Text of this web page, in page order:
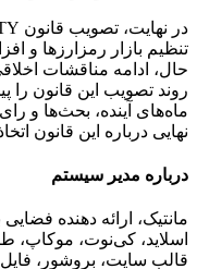
تنظیم بازار رمزارزها و
حال، ادامه مناقشات
روند تصویب این قانون را
ماه‌های آینده، بحث‌ها و
نهایی درباره این قانون
درباره مدیر سیستم
مانتیک، ارائه دهنده
اسلاید، کی‌نوت، موکاپ،
قالب سایت، بروشور،